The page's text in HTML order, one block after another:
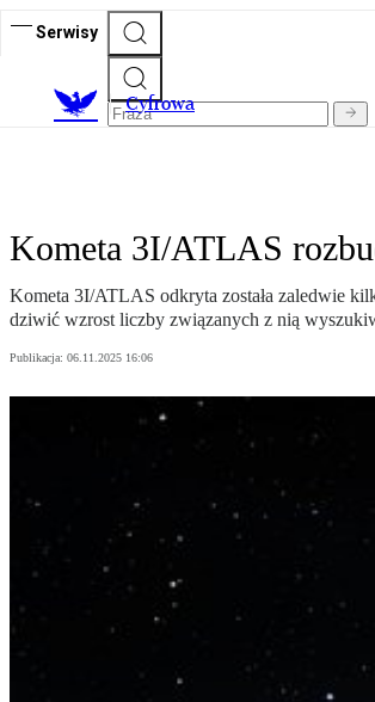
Serwisy
Cyfrowa
Kometa 3I/ATLAS
Kometa 3I/ATLAS odkryta została zaledwie
dziwić wzrost liczby związanych z nią
Publikacja: 06.11.2025 16:06